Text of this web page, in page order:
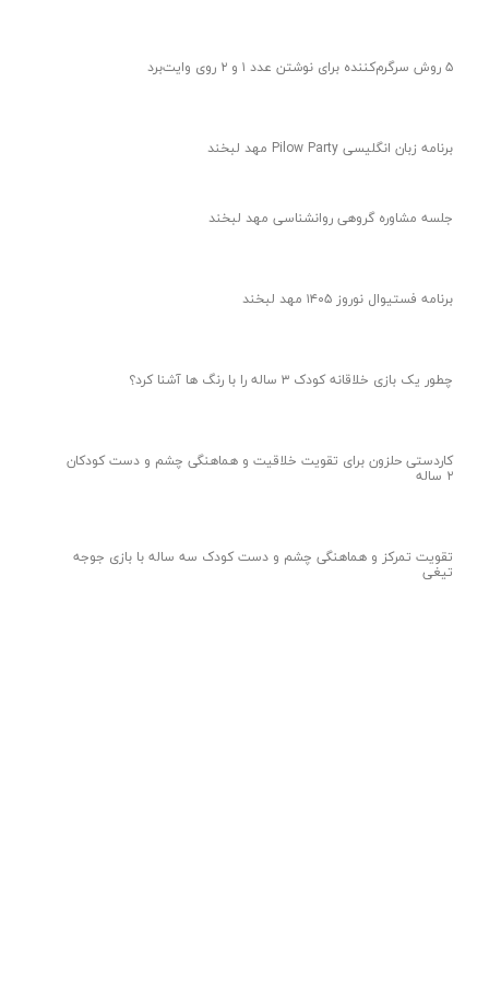
۵ روش سرگرم‌کننده برای نوشتن عدد ۱ و ۲ روی وایت‌برد
برنامه زبان انگلیسی Pilow Party مهد لبخند
جلسه مشاوره گروهی روانشناسی مهد لبخند
برنامه فستیوال نوروز ۱۴۰۵ مهد لبخند
چطور یک بازی خلاقانه کودک ۳ ساله را با رنگ ها آشنا کرد؟
کاردستی حلزون برای تقویت خلاقیت و هماهنگی چشم و دست کودکان
۲ ساله
تقویت تمرکز و هماهنگی چشم و دست کودک سه ساله با بازی جوجه
تیغی